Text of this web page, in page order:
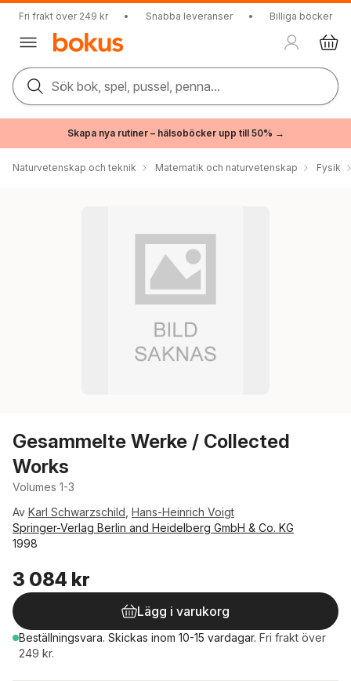
Fri frakt över 249 kr • Snabba leveranser • Billiga böcker
Sök bok, spel, pussel, penna...
Skapa nya rutiner – hälsoböcker upp till 50% →
Naturvetenskap och teknik Matematik och naturvetenskap Fysik
Gesammelte Werke / Collected
Works
Volumes 1-3
Av Karl Schwarzschild Hans-Heinrich Voigt
Springer-Verlag Berlin and Heidelberg GmbH & Co. KG
1998
3 084 kr
Lägg i varukorg
Beställningsvara. Skickas inom 10-15 vardagar. Fri frakt över
249 kr.